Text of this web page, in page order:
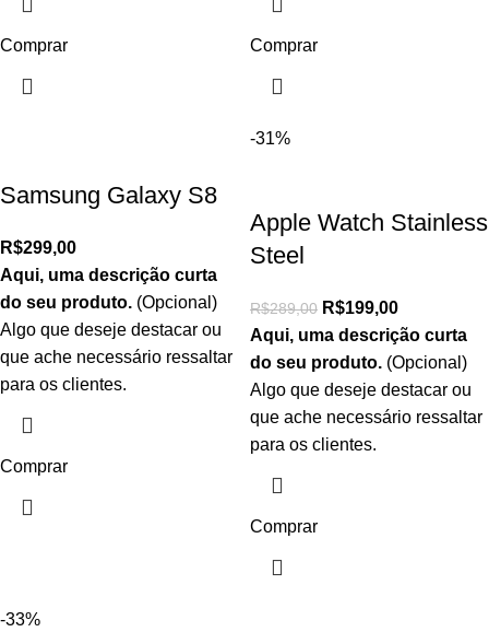
Comprar Comprar
Samsung Galaxy S8
R$299,00
Aqui, uma descrição curta
do seu produto. (Opcional)
Algo que deseje destacar ou
que ache necessário ressaltar
para os clientes.
Comprar
-31%
Apple Watch Stainless
Steel
R$289,00 R$199,00
Aqui, uma descrição curta
do seu produto. (Opcional)
Algo que deseje destacar ou
que ache necessário ressaltar
para os clientes.
Comprar
-33%